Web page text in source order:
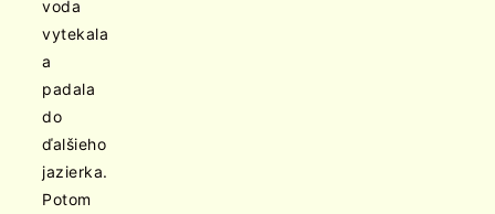
voda
vytekala
a
padala
do
ďalšieho
jazierka.
Potom